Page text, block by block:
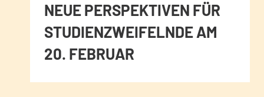
NEUE PERSPEKTIVEN FÜR
STUDIENZWEIFELNDE AM
20. FEBRUAR